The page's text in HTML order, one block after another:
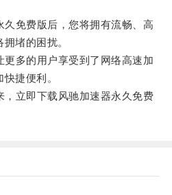
免费版后，您将拥有流畅、高
堵的困扰。
多的用户享受到了网络高速加
捷便利。
立即下载风驰加速器永久免费